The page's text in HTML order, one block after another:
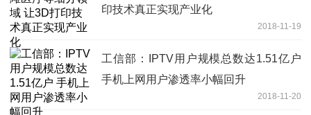
印技术真正实现产业化
2018-11-19
工信部：IPTV用户规模总数达1.51亿户
手机上网用户渗透率小幅回升
2018-11-20